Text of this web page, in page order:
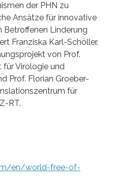
der PHN zu
Ansätze für innovative
Betroffenen Linderung
Franziska Karl-Schöller.
von Prof.
Virologie und
Prof. Florian Groeber-
für
RT.
en/world-free-of-